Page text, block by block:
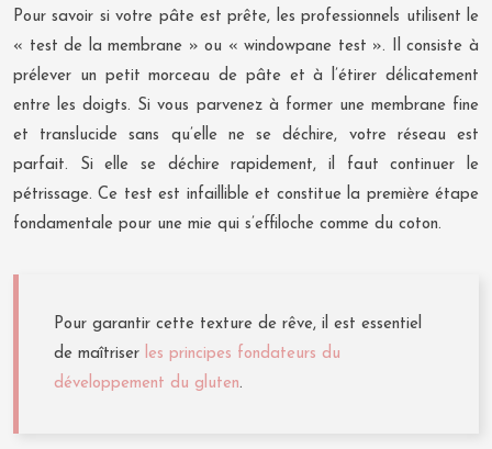
Pour savoir si votre pâte est prête, les professionnels utilisent le
« test de la membrane » ou « windowpane test ». Il consiste à
prélever un petit morceau de pâte et à l’étirer délicatement
entre les doigts. Si vous parvenez à former une membrane fine
et translucide sans qu’elle ne se déchire, votre réseau est
parfait. Si elle se déchire rapidement, il faut continuer le
pétrissage. Ce test est infaillible et constitue la première étape
fondamentale pour une mie qui s’effiloche comme du coton.
Pour garantir cette texture de rêve, il est essentiel
de maîtriser les principes fondateurs du
développement du gluten.